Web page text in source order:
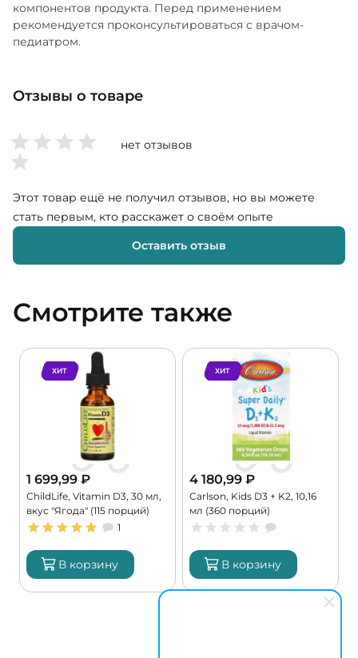
компонентов продукта. Перед применением
рекомендуется проконсультироваться с врачом-
педиатром.
Отзывы о товаре
нет отзывов
Этот товар ещё не получил отзывов, но вы можете
стать первым, кто расскажет о своём опыте
Оставить отзыв
Смотрите также
ХИТ
1 699,99 ₽
ChildLife, Vitamin D3, 30 мл,
вкус "Ягода" (115 порций)
1
В корзину
ХИТ
4 180,99 ₽
Carlson, Kids D3 + K2, 10,16
мл (360 порций)
В корзину